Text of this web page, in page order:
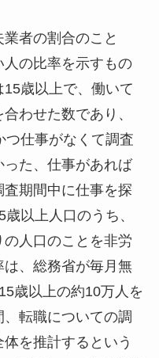
者の割合のこと
の比率を示すもの
歳以上で、働いて
わせた数であり、
つ仕事がなくて調査
た、仕事があれば
期間中に仕事を探
以上人口のうち、
人口のことを非労
、総務省が毎月無
歳以上の約10万人を
転職についての調
を推計するという